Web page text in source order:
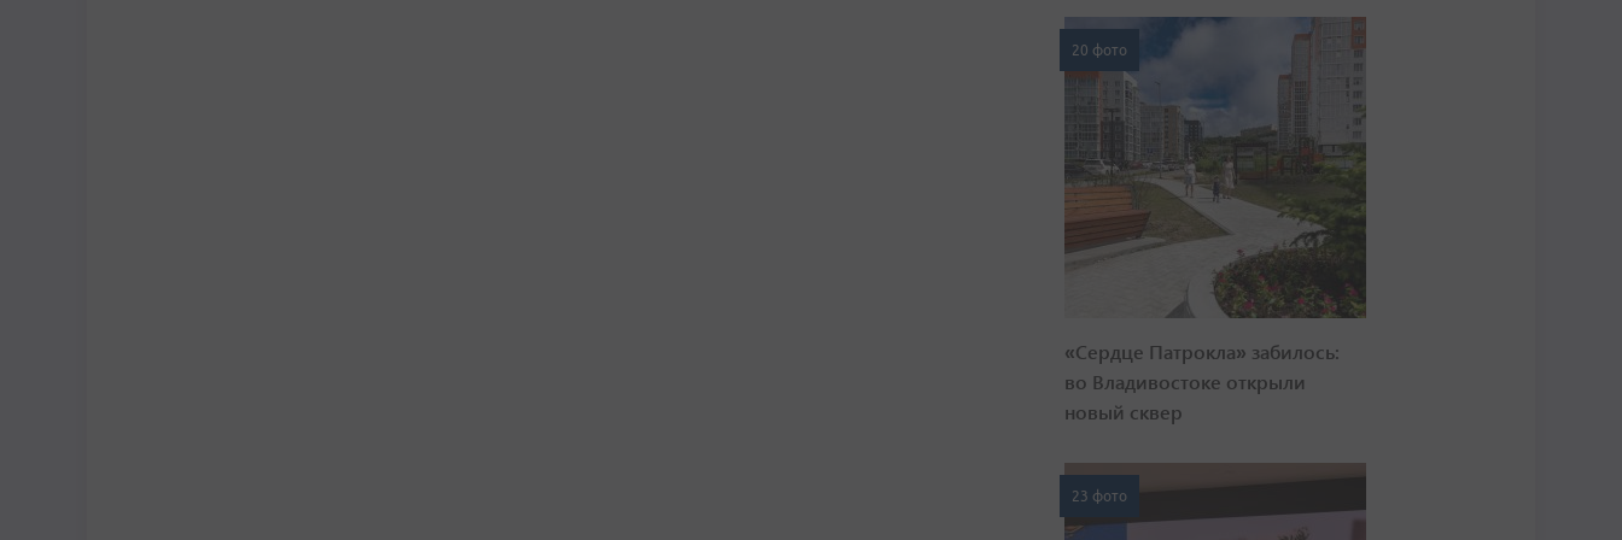
20 фото
«Сердце Патрокла» забилось:
во Владивостоке открыли
новый сквер
23 фото